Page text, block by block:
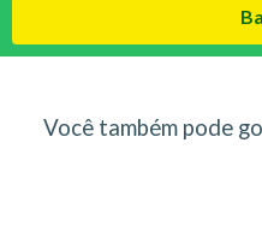
Você também pode